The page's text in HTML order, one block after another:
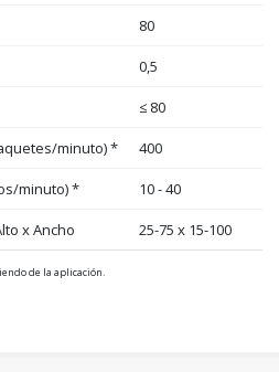
80
0,5
≤ 80
minuto) * 400
minuto) * 10 - 40
x Ancho 25-75 x 15-100
de la aplicación.